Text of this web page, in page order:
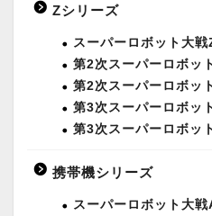
Zシリーズ
スーパーロボット大
第2次スーパーロボッ
第2次スーパーロボッ
第3次スーパーロボッ
第3次スーパーロボッ
携帯機シリーズ
スーパーロボット大